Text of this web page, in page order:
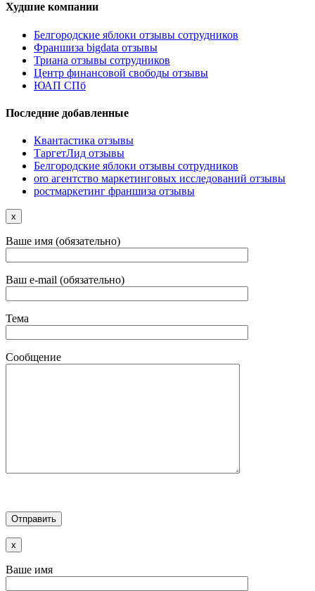
Худшие компании
Белгородские яблоки отзывы сотрудников
Франшиза bigdata отзывы
Триана отзывы сотрудников
Центр финансовой свободы отзывы
ЮАП СПб
Последние добавленные
Квантастика отзывы
ТаргетЛид отзывы
Белгородские яблоки отзывы сотрудников
oro агентство маркетинговых исследований отзывы
ростмаркетинг франшиза отзывы
x
Ваше имя (обязательно)
Ваш e-mail (обязательно)
Тема
Сообщение
x
Ваше имя